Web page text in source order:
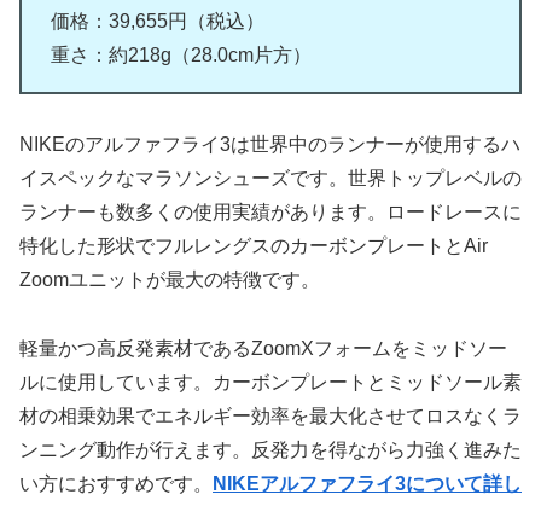
価格：39,655円（税込）
重さ：約218g（28.0cm片方）
NIKEのアルファフライ3は世界中のランナーが使用するハ
イスペックなマラソンシューズです。世界トップレベルの
ランナーも数多くの使用実績があります。ロードレースに
特化した形状でフルレングスのカーボンプレートとAir
Zoomユニットが最大の特徴です。
軽量かつ高反発素材であるZoomXフォームをミッドソー
ルに使用しています。カーボンプレートとミッドソール素
材の相乗効果でエネルギー効率を最大化させてロスなくラ
ンニング動作が行えます。反発力を得ながら力強く進みた
い方におすすめです。
NIKEアルファフライ3について詳し